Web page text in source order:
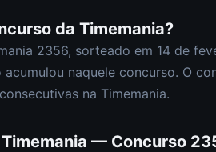
da Timemania?
2356, sorteado em 14 de
acumulou naquele concurso. O
na Timemania.
Timemania — Concurso